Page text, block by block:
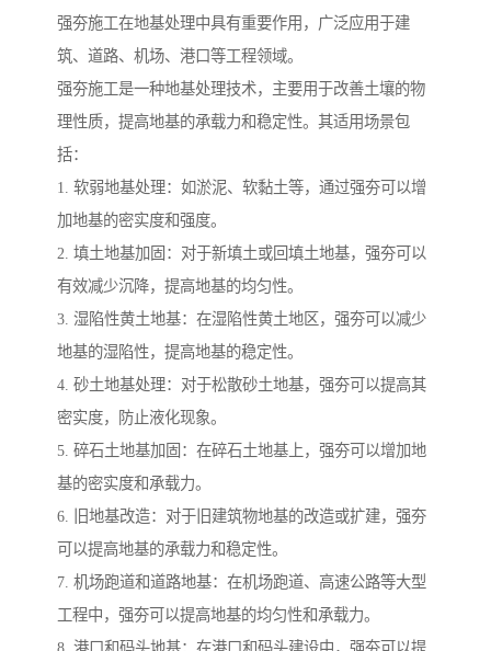
强夯施工在地基处理中具有重要作用，广泛应用于建
筑、道路、机场、港口等工程领域。
强夯施工是一种地基处理技术，主要用于改善土壤的物
理性质，提高地基的承载力和稳定性。其适用场景包
括：
1. 软弱地基处理：如淤泥、软黏土等，通过强夯可以增
加地基的密实度和强度。
2. 填土地基加固：对于新填土或回填土地基，强夯可以
有效减少沉降，提高地基的均匀性。
3. 湿陷性黄土地基：在湿陷性黄土地区，强夯可以减少
地基的湿陷性，提高地基的稳定性。
4. 砂土地基处理：对于松散砂土地基，强夯可以提高其
密实度，防止液化现象。
5. 碎石土地基加固：在碎石土地基上，强夯可以增加地
基的密实度和承载力。
6. 旧地基改造：对于旧建筑物地基的改造或扩建，强夯
可以提高地基的承载力和稳定性。
7. 机场跑道和道路地基：在机场跑道、高速公路等大型
工程中，强夯可以提高地基的均匀性和承载力。